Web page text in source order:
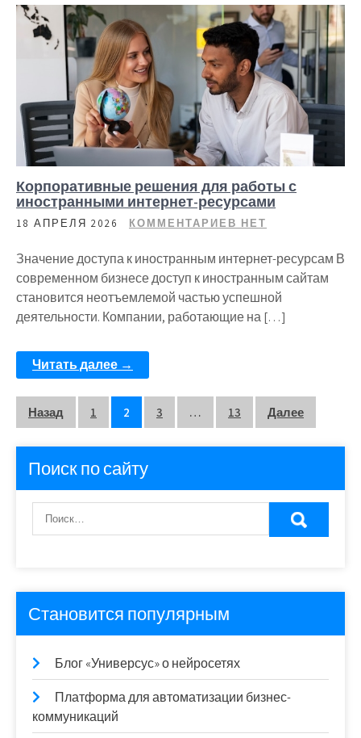
Корпоративные решения для работы с
иностранными интернет-ресурсами
18 АПРЕЛЯ 2026 КОММЕНТАРИЕВ НЕТ
Значение доступа к иностранным интернет-ресурсам В
современном бизнесе доступ к иностранным сайтам
становится неотъемлемой частью успешной
деятельности. Компании, работающие на […]
Читать далее →
Пагинация
записей
Назад 1 2 3 … 13 Далее
Поиск по сайту
Становится популярным
Блог «Универсус» о нейросетях
Платформа для автоматизации бизнес-
коммуникаций